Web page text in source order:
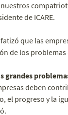
de ICARE.
que las
de los problemas
grandes
deben
el progreso y la